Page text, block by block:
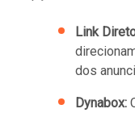
Link
dos
Dynabox: